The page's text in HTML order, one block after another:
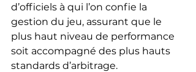
d’officiels à qui l’on confie la
gestion du jeu, assurant que le
plus haut niveau de performance
soit accompagné des plus hauts
standards d’arbitrage.